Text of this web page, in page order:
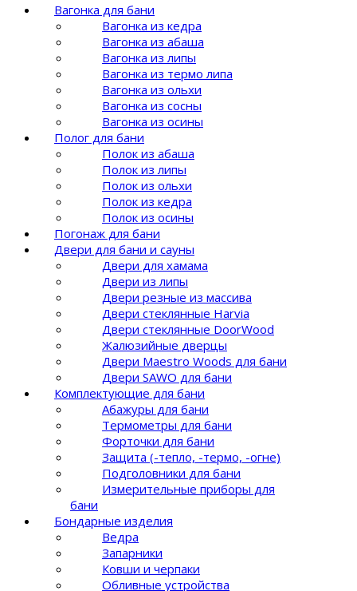
Вагонка для бани
Вагонка из кедра
Вагонка из абаша
Вагонка из липы
Вагонка из термо липа
Вагонка из ольхи
Вагонка из сосны
Вагонка из осины
Полог для бани
Полок из абаша
Полок из липы
Полок из ольхи
Полок из кедра
Полок из осины
Погонаж для бани
Двери для бани и сауны
Двери для хамама
Двери из липы
Двери резные из массива
Двери стеклянные Harvia
Двери стеклянные DoorWood
Жалюзийные дверцы
Двери Maestro Woods для бани
Двери SAWO для бани
Комплектующие для бани
Абажуры для бани
Термометры для бани
Форточки для бани
Защита (-тепло, -термо, -огне)
Подголовники для бани
Измерительные приборы для
бани
Бондарные изделия
Ведра
Запарники
Ковши и черпаки
Обливные устройства